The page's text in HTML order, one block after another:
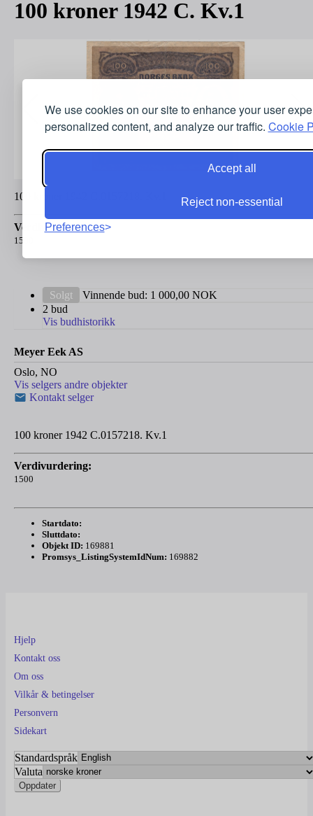
We use cookies on our site to enhance your user
personalized content, and analyze our traffic. Cookie
Accept all
Reject non-essential
Preferences
100 kroner 1942 C. Kv.1
100 kroner 1942 C.0157218. Kv.1
Verdivurdering:
1500
Solgt Vinnende bud: 1 000,00 NOK
2 bud
Vis budhistorikk
Meyer Eek AS
Oslo, NO
Vis selgers andre objekter
Kontakt selger
100 kroner 1942 C.0157218. Kv.1
Verdivurdering:
1500
Startdato:
Sluttdato:
Objekt ID: 169881
Promsys_ListingSystemIdNum: 169882
Hjelp
Kontakt oss
Om oss
Vilkår & betingelser
Personvern
Sidekart
Standardspråk
Valuta